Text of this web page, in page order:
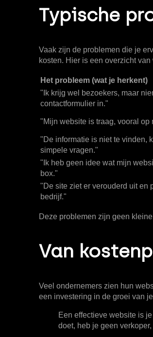
Typische
Vaak zijn de problemen die je
kosten. Hier is een overzicht
Het probleem (wat je herkent)
"Ik krijg wel bezoekers, maar
contactformulier in."
"Mijn website is traag, vooral op
"De informatie is niet te vinden,
simpele vragen."
"Ik heb geen idee wat mijn
box."
"De site ziet er verouderd uit en
bedrijf."
Deze problemen zijn geen
Van
Veel ondernemers zien hun
een investering in de groei van
Een effectieve website is
doet, heb je geen